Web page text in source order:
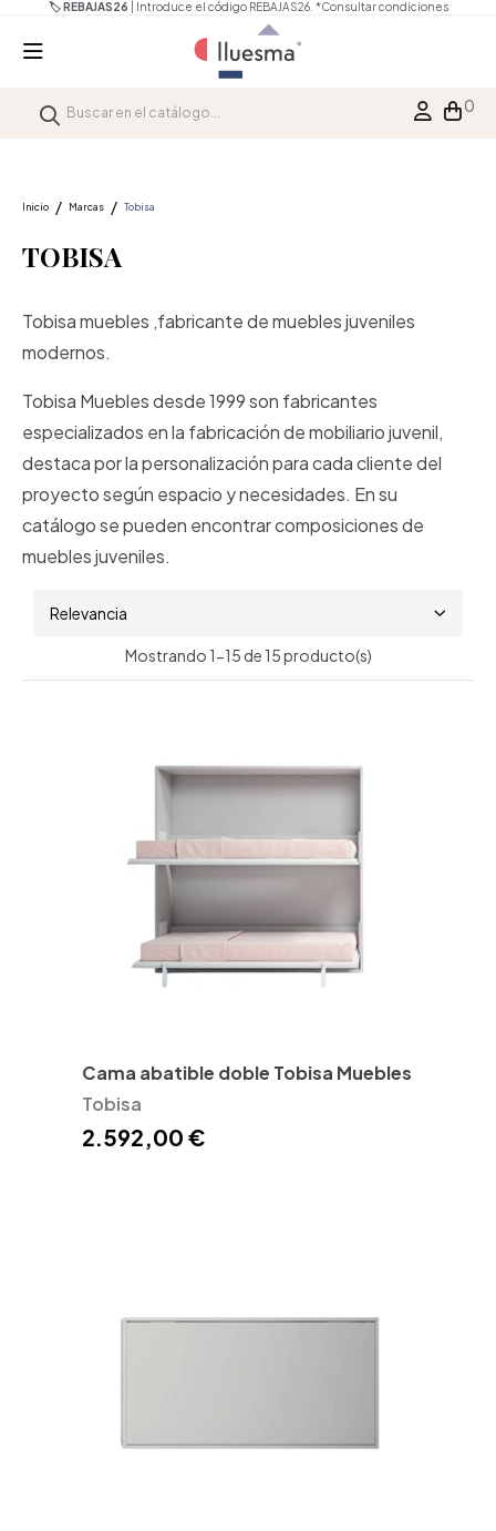
🏷️ REBAJAS26 | Introduce el código REBAJAS26. *Consultar condiciones
0
Inicio Marcas Tobisa
TOBISA
Tobisa muebles ,fabricante de muebles juveniles
modernos.
Tobisa Muebles desde 1999 son fabricantes
especializados en la fabricación de mobiliario juvenil,
destaca por la personalización para cada cliente del
proyecto según espacio y necesidades. En su
catálogo se pueden encontrar composiciones de
muebles juveniles.
Relevancia
Mostrando 1-15 de 15 producto(s)
Cama abatible doble Tobisa Muebles
Tobisa
2.592,00 €